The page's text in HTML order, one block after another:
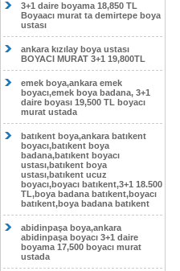
3+1 daire boyama 18,850 TL
Boyaacı murat ta demirtepe boya
ustası
ankara kızılay boya ustası
BOYACI MURAT 3+1 19,800TL
emek boya,ankara emek
boyacı,emek boya badana, 3+1
daire boyası 19,500 TL boyacı
murat ustada
batıkent boya,ankara batıkent
boyacı,batıkent boya
badana,batıkent boyacı
ustası,batıkent boya
ustası,batıkent ucuz
boyacı,boyacı batıkent,3+1 18.500
TL,boya badana batıkent,boyacı
batıkent,boya badana batıkent
abidinpaşa boya,ankara
abidinpaşa boyacı 3+1 daire
boyama 17,500 boyacı murat
ustada